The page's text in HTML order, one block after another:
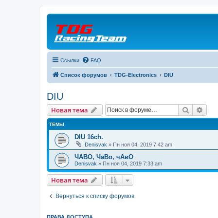
Ссылки FAQ
Список форумов TDG-Electronics DIU
DIU
Новая тема Поиск
ТЕМЫ
DIU 16ch.
Denisvak » Пн ноя 04, 2019 7:42 am
ЧАВО, ЧаВо, чАвО
Denisvak » Пн ноя 04, 2019 7:33 am
Новая тема
Вернуться к списку форумов